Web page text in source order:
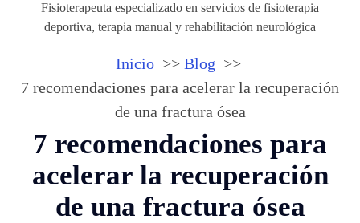
Fisioterapeuta especializado en servicios de fisioterapia
deportiva, terapia manual y rehabilitación neurológica
Inicio
Blog
7 recomendaciones para acelerar la recuperación
de una fractura ósea
7 recomendaciones para
acelerar la recuperación
de una fractura ósea